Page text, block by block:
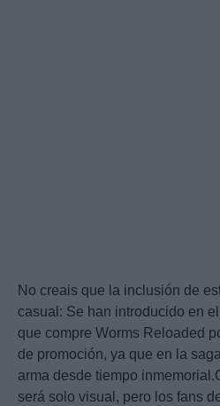
No creais que la inclusión de
casual: Se han introducido en
que compre Worms Reloaded
de promoción, ya que en la
arma desde tiempo
será solo visual, pero los fans